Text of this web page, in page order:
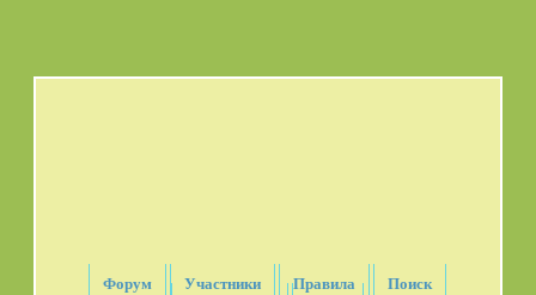
Форум Участники Правила
Поиск